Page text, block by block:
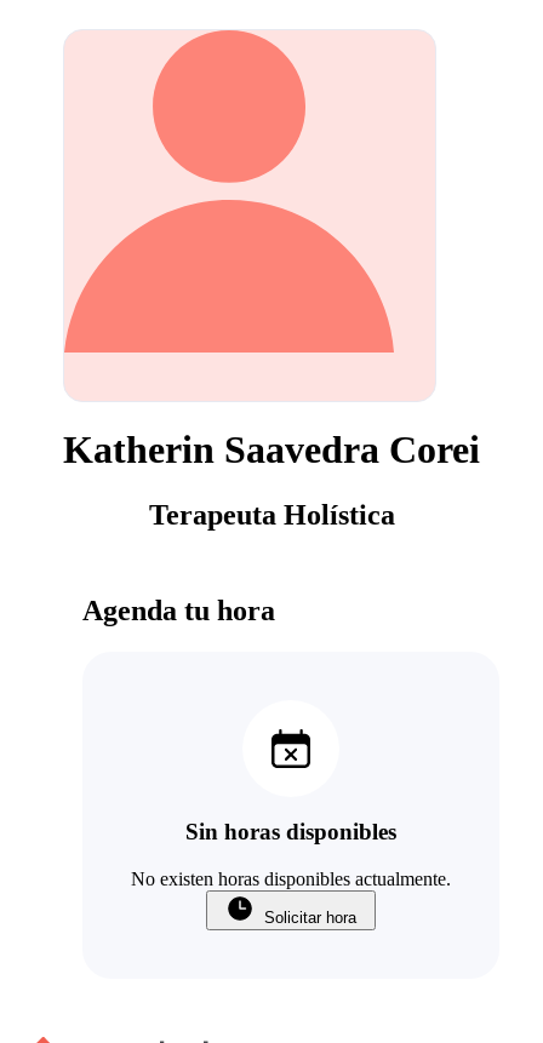
Katherin Saavedra Corei
Terapeuta Holística
Agenda tu hora
Sin horas disponibles
No existen horas disponibles actualmente.
Solicitar hora